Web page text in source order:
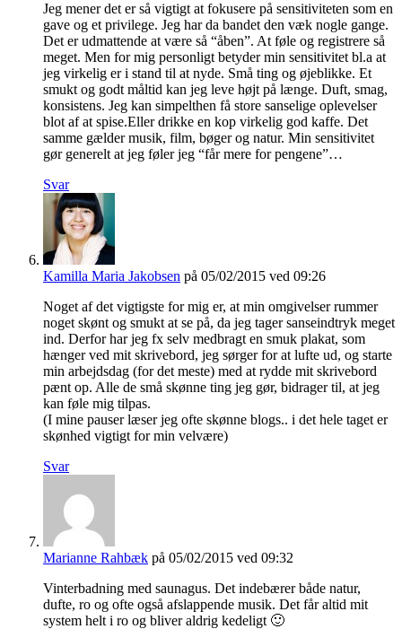
Jeg mener det er så vigtigt at fokusere på sensitiviteten som en
gave og et privilege. Jeg har da bandet den væk nogle gange.
Det er udmattende at være så “åben”. At føle og registrere så
meget. Men for mig personligt betyder min sensitivitet bl.a at
jeg virkelig er i stand til at nyde. Små ting og øjeblikke. Et
smukt og godt måltid kan jeg leve højt på længe. Duft, smag,
konsistens. Jeg kan simpelthen få store sanselige oplevelser
blot af at spise.Eller drikke en kop virkelig god kaffe. Det
samme gælder musik, film, bøger og natur. Min sensitivitet
gør generelt at jeg føler jeg “får mere for pengene”…
Svar
Kamilla Maria Jakobsen på 05/02/2015 ved 09:26
Noget af det vigtigste for mig er, at min omgivelser rummer
noget skønt og smukt at se på, da jeg tager sanseindtryk meget
ind. Derfor har jeg fx selv medbragt en smuk plakat, som
hænger ved mit skrivebord, jeg sørger for at lufte ud, og starte
min arbejdsdag (for det meste) med at rydde mit skrivebord
pænt op. Alle de små skønne ting jeg gør, bidrager til, at jeg
kan føle mig tilpas.
(I mine pauser læser jeg ofte skønne blogs.. i det hele taget er
skønhed vigtigt for min velvære)
Svar
Marianne Rahbæk på 05/02/2015 ved 09:32
Vinterbadning med saunagus. Det indebærer både natur,
dufte, ro og ofte også afslappende musik. Det får altid mit
system helt i ro og bliver aldrig kedeligt 🙂